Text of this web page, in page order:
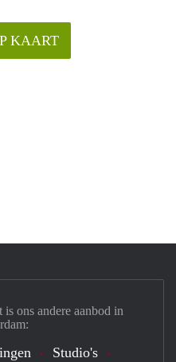
KAART
ons andere aanbod in
Studio's